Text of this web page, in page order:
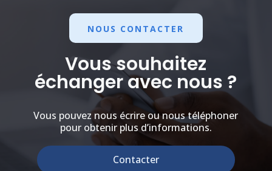
NOUS CONTACTER
Vous souhaitez
échanger avec nous ?
Vous pouvez nous écrire ou nous téléphoner
pour obtenir plus d’informations.
Contacter